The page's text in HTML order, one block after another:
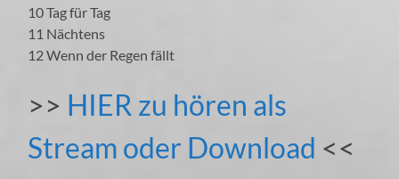
10 Tag für Tag
11 Nächtens
12 Wenn der Regen fällt
>> HIER zu hören als
Stream oder Download <<